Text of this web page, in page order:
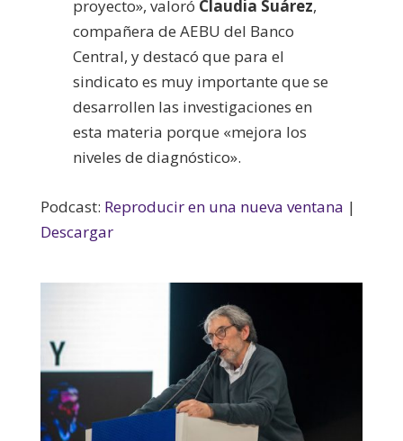
proyecto», valoró Claudia Suárez,
compañera de AEBU del Banco
Central, y destacó que para el
sindicato es muy importante que se
desarrollen las investigaciones en
esta materia porque «mejora los
niveles de diagnóstico».
Podcast: Reproducir en una nueva ventana |
Descargar